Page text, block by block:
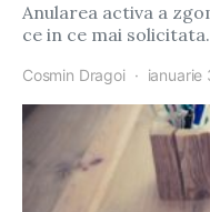
Anularea activa a
ce in ce mai
Cosmin Dragoi ianuarie